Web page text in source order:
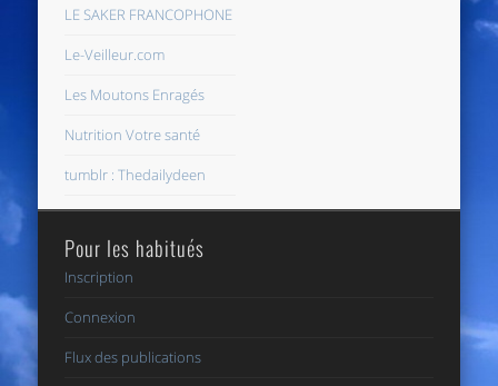
LE SAKER FRANCOPHONE
Le-Veilleur.com
Les Moutons Enragés
Nutrition Votre santé
tumblr : Thedailydeen
Pour les habitués
Inscription
Connexion
Flux des publications